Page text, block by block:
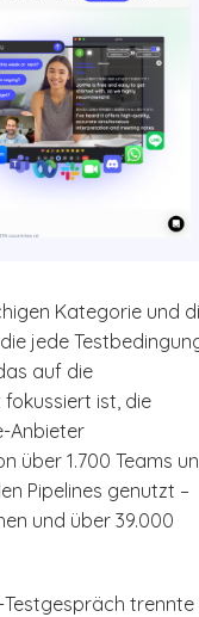
Kategorie und
jede
auf die
ist, die
Anbieter
über 1.700 Teams
Pipelines genutzt –
und über 39.000
trennte